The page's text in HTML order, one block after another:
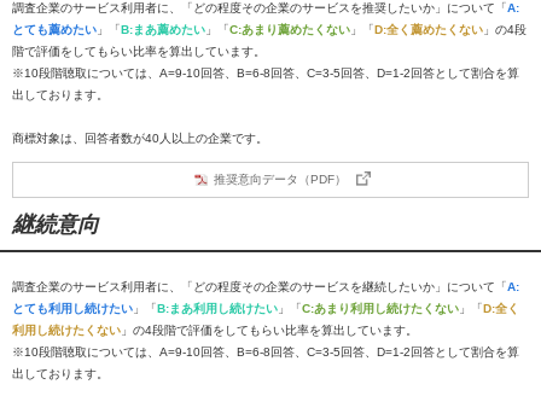
調査企業のサービス利用者に、「どの程度その企業のサービスを推奨したいか」について「A:
とても薦めたい 」「B:まあ薦めたい 」「C:あまり薦めたくない 」「D:全く薦めたくない 」の4段
階で評価をしてもらい比率を算出しています。
※10段階聴取については、A=9-10回答、B=6-8回答、C=3-5回答、D=1-2回答として割合を算
出しております。
商標対象は、回答者数が40人以上の企業です。
推奨意向データ（PDF）
継続意向
調査企業のサービス利用者に、「どの程度その企業のサービスを継続したいか」について「A:
とても利用し続けたい 」「B:まあ利用し続けたい 」「C:あまり利用し続けたくない 」「D:全く
利用し続けたくない 」の4段階で評価をしてもらい比率を算出しています。
※10段階聴取については、A=9-10回答、B=6-8回答、C=3-5回答、D=1-2回答として割合を算
出しております。